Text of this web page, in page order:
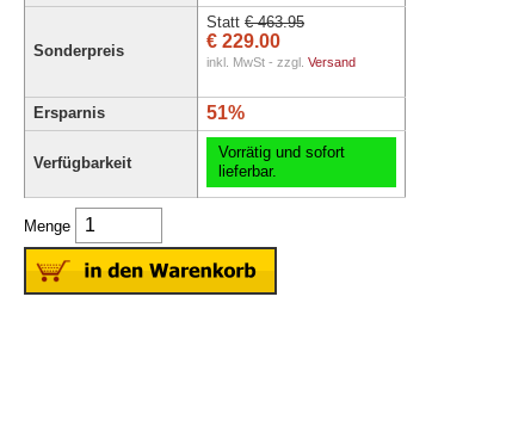
Sonderpreis
Statt € 463.95
€ 229.00
inkl. MwSt - zzgl. Versand
Ersparnis 51%
Verfügbarkeit
Vorrätig und sofort
lieferbar.
Menge